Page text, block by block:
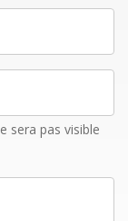
sera pas visible